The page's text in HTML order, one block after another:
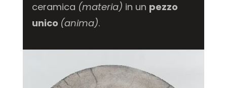
ceramica (materia) in un pezzo
unico (anima).